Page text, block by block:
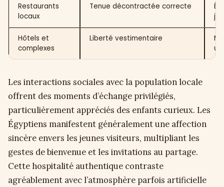
Restaurants
locaux
Tenue décontractée correcte
Hôtels et
complexes
Liberté vestimentaire
Les interactions sociales avec la population locale
offrent des moments d’échange privilégiés,
particulièrement appréciés des enfants curieux. Les
Égyptiens manifestent généralement une affection
sincère envers les jeunes visiteurs, multipliant les
gestes de bienvenue et les invitations au partage.
Cette hospitalité authentique contraste
agréablement avec l’atmosphère parfois artificielle